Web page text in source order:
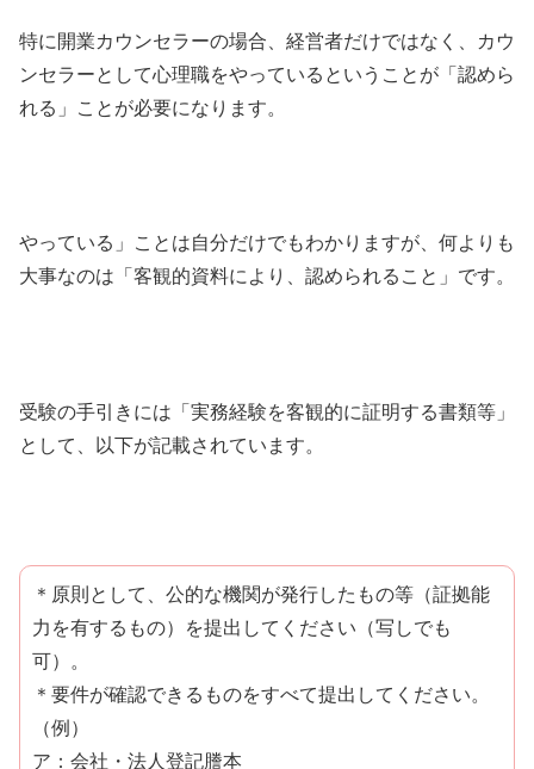
特に開業カウンセラーの場合、経営者だけではなく、カウ
ンセラーとして心理職をやっているということが「認めら
れる」ことが必要になります。
やっている」ことは自分だけでもわかりますが、何よりも
大事なのは「客観的資料により、認められること」です。
受験の手引きには「実務経験を客観的に証明する書類等」
として、以下が記載されています。
＊原則として、公的な機関が発行したもの等（証拠能
力を有するもの）を提出してください（写しでも
可）。
＊要件が確認できるものをすべて提出してください。
（例）
ア：会社・法人登記謄本